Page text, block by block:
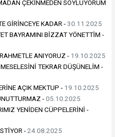
ÇEKİNMEDEN SÖYLÜYORUM
GİRİNCEYE KADAR -30.11.2025
BAYRAMINI BİZZAT YÖNETTİM -
ANIYORUZ - 19.10.2025
TEKRAR DÜŞÜNELİM -
AÇIK MEKTUP - 19.10.2025
-05.10.2025
YENİDEN CÜPPELERİNİ -
-24.08.2025